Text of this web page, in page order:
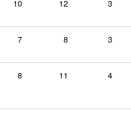
10 12 3
7 8 3
8 11 4